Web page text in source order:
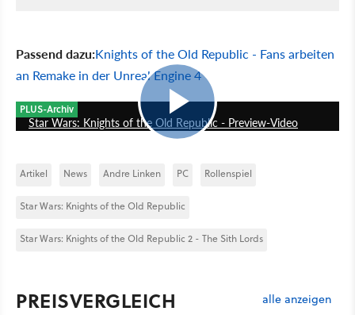
Passend dazu:Knights of the Old Republic - Fans arbeiten
an Remake in der Unreal Engine 4
PLUS-Archiv
Star Wars: Knights of the Old Republic - Preview-Video
Artikel News Andre Linken PC Rollenspiel
Star Wars: Knights of the Old Republic
Star Wars: Knights of the Old Republic 2 - The Sith Lords
PREISVERGLEICH alle anzeigen